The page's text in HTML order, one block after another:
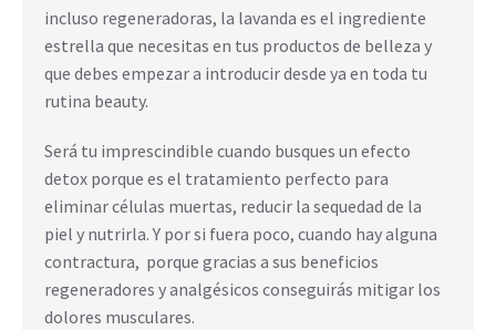
incluso regeneradoras, la lavanda es el ingrediente
estrella que necesitas en tus productos de belleza y
que debes empezar a introducir desde ya en toda tu
rutina beauty.
Será tu imprescindible cuando busques un efecto
detox porque es el tratamiento perfecto para
eliminar células muertas, reducir la sequedad de la
piel y nutrirla. Y por si fuera poco, cuando hay alguna
contractura, porque gracias a sus beneficios
regeneradores y analgésicos conseguirás mitigar los
dolores musculares.